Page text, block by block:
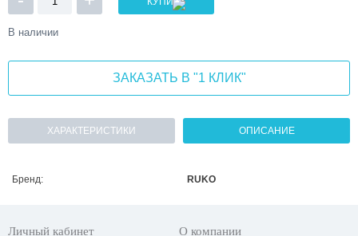
В наличии
ЗАКАЗАТЬ В "1 КЛИК"
ХАРАКТЕРИСТИКИ ОПИСАНИЕ
Бренд: RUKO
Личный кабинет О компании